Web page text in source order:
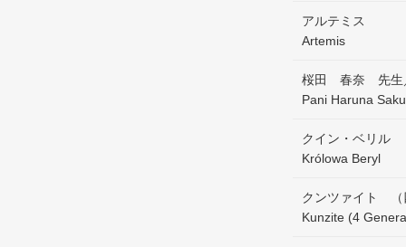
アルテミス
Artemis
桜田 春奈 先生
Pani Haruna
クイン・ベリル
Królowa Beryl
クンツァイト （
Kunzite (4